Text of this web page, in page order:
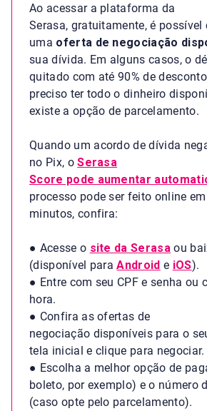
Ao acessar a plataforma da
Serasa, gratuitamente, é possível
uma oferta de negociação
sua dívida. Em alguns casos, o
quitado com até 90% de
preciso ter todo o dinheiro
existe a opção de parcelamento.
Quando um acordo de dívida
no Pix, oSerasa
Score pode aumentar
processo pode ser feito online
minutos, confira:
● Acesse o site da Serasa ou
(disponível paraAndroid e iOS).
● Entre com seu CPF e senha ou
hora.
● Confira as ofertas de
negociação disponíveis para o
tela inicial e clique para negociar.
● Escolha a melhor opção de
boleto, por exemplo) e o número
(caso opte pelo parcelamento).